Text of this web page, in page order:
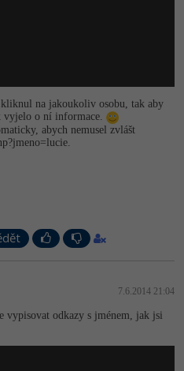
na jakoukoliv osobu, tak aby
o ní informace.
abych nemusel zvlášt
7.6.2014 21:04
vypisovat odkazy s jménem, jak jsi